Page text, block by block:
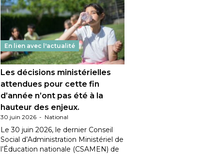
En lien avec l'actualité
Les décisions ministérielles
attendues pour cette fin
d’année n’ont pas été à la
hauteur des enjeux.
30 juin 2026 - National
Le 30 juin 2026, le dernier Conseil
Social d’Administration Ministériel de
l’Éducation nationale (CSAMEN) de